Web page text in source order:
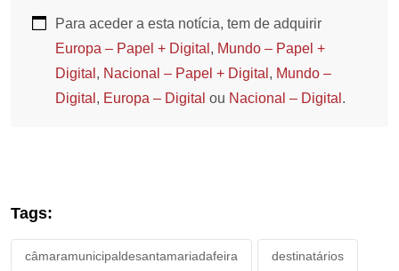
Para aceder a esta notícia, tem de adquirir
Europa – Papel + Digital , Mundo – Papel +
Digital , Nacional – Papel + Digital , Mundo –
Digital , Europa – Digital ou Nacional – Digital .
Tags:
câmaramunicipaldesantamariadafeira destinatários